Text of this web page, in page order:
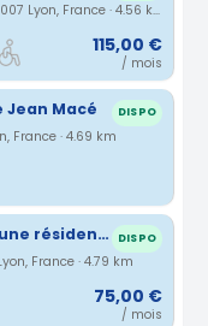
7 Rue Camille Desmoulins, 69007 Lyon, France · 4.56 km
115,00 €
/ mois
Jean Macé DISPO
France · 4.69 km
Parking sous-sol dans une résidence sécurisée pres de Jean Jaures metro DISPO
France · 4.79 km
75,00 €
/ mois